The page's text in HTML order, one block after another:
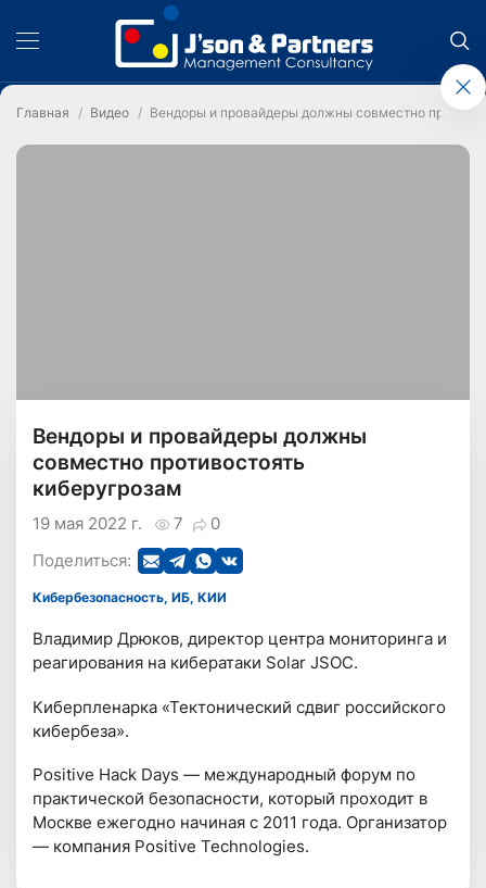
Главная Видео Вендоры и провайдеры должны совместно
Вендоры и провайдеры должны
совместно противостоять
киберугрозам
7 0
19 мая 2022 г.
Поделиться:
Кибербезопасность, ИБ, КИИ
Владимир Дрюков, директор центра мониторинга и
реагирования на кибератаки Solar JSOC.
Киберпленарка «Тектонический сдвиг российского
кибербеза».
Positive Hack Days — международный форум по
практической безопасности, который проходит в
Москве ежегодно начиная с 2011 года. Организатор
— компания Positive Technologies.